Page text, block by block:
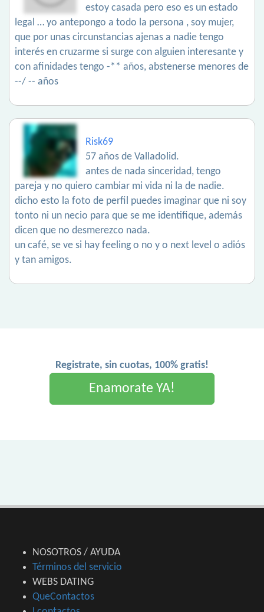
estoy casada pero eso es un estado
legal … yo antepongo a todo la persona , soy mujer,
que por unas circunstancias ajenas a nadie tengo
interés en cruzarme si surge con alguien interesante y
con afinidades tengo -** años, abstenerse menores de
--/ -- años
Risk69
57 años de Valladolid.
antes de nada sinceridad, tengo
pareja y no quiero cambiar mi vida ni la de nadie.
dicho esto la foto de perfil puedes imaginar que ni soy
tonto ni un necio para que se me identifique, además
dicen que no desmerezco nada.
un café, se ve si hay feeling o no y o next level o adiós
y tan amigos.
Registrate, sin cuotas, 100% gratis!
Enamorate YA!
NOSOTROS / AYUDA
Términos del servicio
WEBS DATING
QueContactos